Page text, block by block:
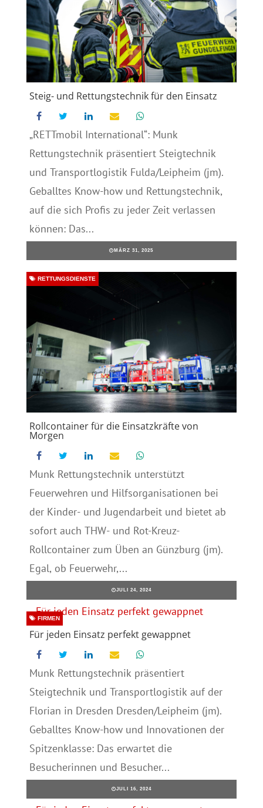
Steig- und Rettungstechnik für den Einsatz
„RETTmobil International“: Munk
Rettungstechnik präsentiert Steigtechnik
und Transportlogistik Fulda/Leipheim (jm).
Geballtes Know-how und Rettungstechnik,
auf die sich Profis zu jeder Zeit verlassen
können: Das...
MÄRZ 31, 2025
Rollcontainer für die Einsatzkräfte von
Morgen
RETTUNGSDIENSTE
Munk Rettungstechnik unterstützt
Feuerwehren und Hilfsorganisationen bei
der Kinder- und Jugendarbeit und bietet ab
sofort auch THW- und Rot-Kreuz-
Rollcontainer zum Üben an Günzburg (jm).
Egal, ob Feuerwehr,...
JULI 24, 2024
Für jeden Einsatz perfekt gewappnet
FIRMEN
Munk Rettungstechnik präsentiert
Steigtechnik und Transportlogistik auf der
Florian in Dresden Dresden/Leipheim (jm).
Geballtes Know-how und Innovationen der
Spitzenklasse: Das erwartet die
Besucherinnen und Besucher...
JULI 16, 2024